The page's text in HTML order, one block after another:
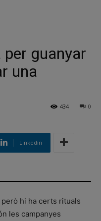
guanyar
una
0
434
Linkedin
hi ha certs rituals
les campanyes